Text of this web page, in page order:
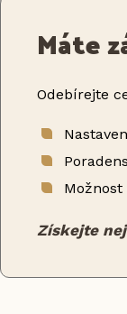
Máte
Odebírejte
Získejte